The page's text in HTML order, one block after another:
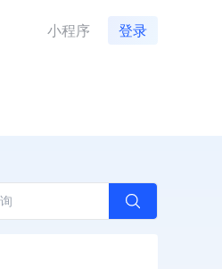
小程序 登录